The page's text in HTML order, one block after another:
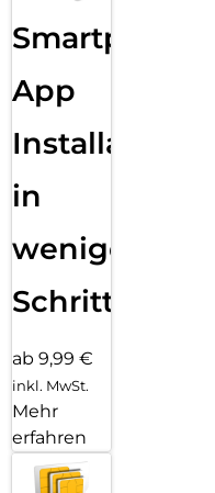
Smartphone
App
Installation
in
wenigen
Schritten
ab 9,99 €
inkl. MwSt.
Mehr
erfahren